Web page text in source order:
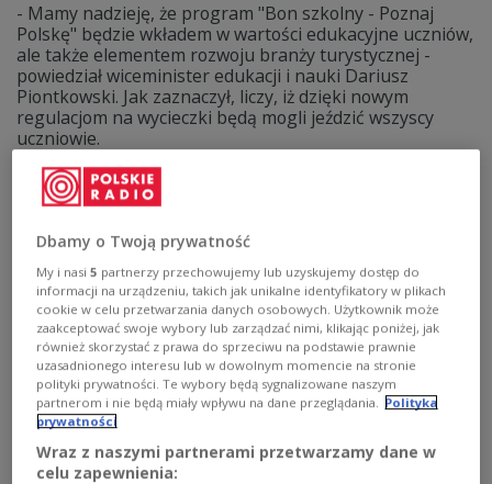
- Mamy nadzieję, że program "Bon szkolny - Poznaj
Polskę" będzie wkładem w wartości edukacyjne uczniów,
ale także elementem rozwoju branży turystycznej -
powiedział wiceminister edukacji i nauki Dariusz
Piontkowski. Jak zaznaczył, liczy, iż dzięki nowym
regulacjom na wycieczki będą mogli jeździć wszyscy
uczniowie.
Zobacz więcej na temat:
Ministerstwo Edukacji i Nauki
turystyka szkoła samorząd
Dbamy o Twoją prywatność
My i nasi5 partnerzy przechowujemy lub uzyskujemy dostęp do
informacji na urządzeniu, takich jak unikalne identyfikatory w plikach
cookie w celu przetwarzania danych osobowych. Użytkownik może
zaakceptować swoje wybory lub zarządzać nimi, klikając poniżej, jak
również skorzystać z prawa do sprzeciwu na podstawie prawnie
uzasadnionego interesu lub w dowolnym momencie na stronie
polityki prywatności. Te wybory będą sygnalizowane naszym
partnerom i nie będą miały wpływu na dane przeglądania. Polityka
prywatności
Wraz z naszymi partnerami przetwarzamy dane w
celu zapewnienia: